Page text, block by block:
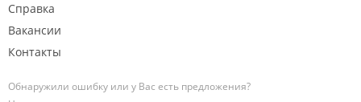
Справка
Вакансии
Контакты
Обнаружили ошибку или у Вас есть предложения?